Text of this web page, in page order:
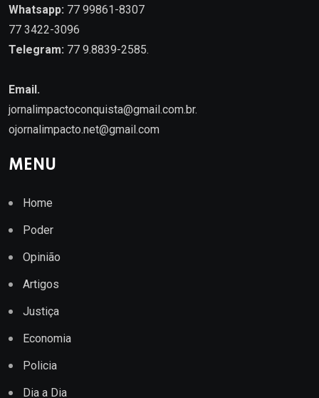
Whatsapp: 77 99861-8307
77 3422-3096
Telegram: 77 9.8839-2585.
Email.
jornalimpactoconquista@gmail.com.br.
ojornalimpacto.net@gmail.com
MENU
Home
Poder
Opinião
Artigos
Justiça
Economia
Policia
Dia a Dia